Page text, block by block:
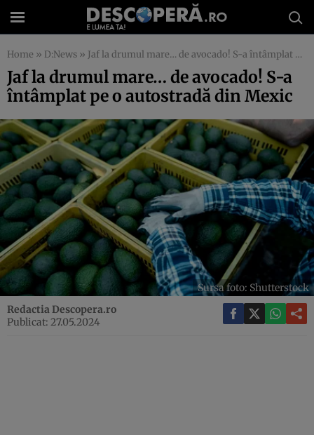
Home » D:News » Jaf la drumul mare… de avocado! S-a întâmplat pe o autostradă din Mexic
Jaf la drumul mare… de avocado! S-a
întâmplat pe o autostradă din Mexic
Sursa foto: Shutterstock
Redactia Descopera.ro
Publicat: 27.05.2024